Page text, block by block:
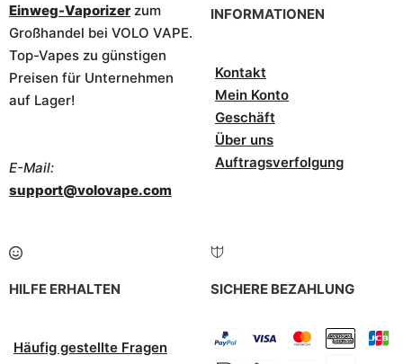
Einweg-Vaporizer zum
Großhandel bei VOLO VAPE.
Top-Vapes zu günstigen
Preisen für Unternehmen
auf Lager!
E-Mail:
support@volovape.com
INFORMATIONEN
Kontakt
Mein Konto
Geschäft
Über uns
Auftragsverfolgung
HILFE ERHALTEN
Häufig gestellte Fragen
SICHERE BEZAHLUNG